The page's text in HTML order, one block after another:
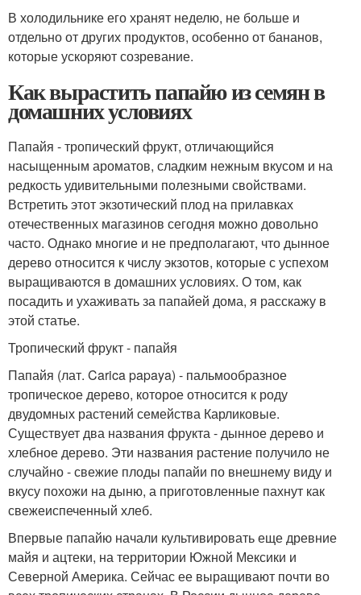
В холодильнике его хранят неделю, не больше и
отдельно от других продуктов, особенно от бананов,
которые ускоряют созревание.
Как вырастить папайю из семян в
домашних условиях
Папайя - тропический фрукт, отличающийся
насыщенным ароматов, сладким нежным вкусом и на
редкость удивительными полезными свойствами.
Встретить этот экзотический плод на прилавках
отечественных магазинов сегодня можно довольно
часто. Однако многие и не предполагают, что дынное
дерево относится к числу экзотов, которые с успехом
выращиваются в домашних условиях. О том, как
посадить и ухаживать за папайей дома, я расскажу в
этой статье.
Тропический фрукт - папайя
Папайя (лат. Carica papaya) - пальмообразное
тропическое дерево, которое относится к роду
двудомных растений семейства Карликовые.
Существует два названия фрукта - дынное дерево и
хлебное дерево. Эти названия растение получило не
случайно - свежие плоды папайи по внешнему виду и
вкусу похожи на дыню, а приготовленные пахнут как
свежеиспеченный хлеб.
Впервые папайю начали культивировать еще древние
майя и ацтеки, на территории Южной Мексики и
Северной Америка. Сейчас ее выращивают почти во